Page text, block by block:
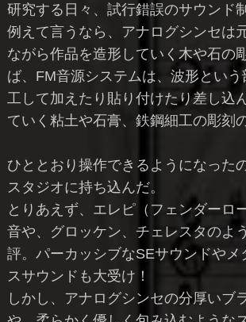
研究する日々、試行錯誤のサウンド
例えて言うなら、アナログシンセは
ながら作品を造形していく木や石の
ば、FM音源システムは、波形とい
工して加えたり貼り付けたり差し込
ていく粘土や石膏、鉄鋼細工の彫刻
ひととおり操作できるようになった
スタジオに持ち込んだ。
とりあえず、エレピ（フェンダーロ
音や、グロッケン、チェレスタのよ
評。パーカッシブなSEサウンドやメ
スサウンドも大受け！
しかし、アナログシンセの分厚いブ